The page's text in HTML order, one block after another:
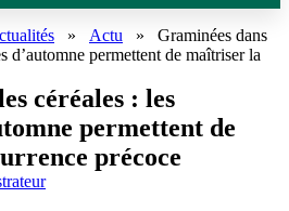
» Actu » Graminées dans
d’automne permettent de maîtriser la
céréales : les
permettent de
précoce